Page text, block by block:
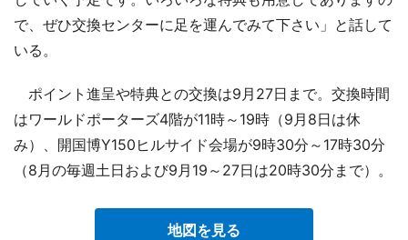
で、ぜひ交換センターに足を運んでみて下さい」と話して
いる。
ポイント進呈や特典との交換は9月27日まで。交換時間
はワールドポーターズ4階が11時～19時（9月8日は休
み）、開国博Y150ヒルサイド会場が9時30分～17時30分
（8月の毎週土日および9月19～27日は20時30分まで）。
地図を見る